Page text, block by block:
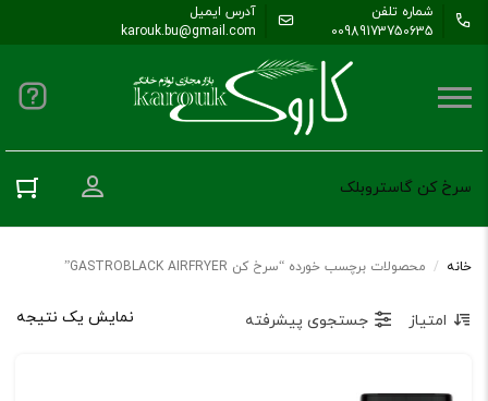
شماره تلفن
00989173750635
آدرس ایمیل
karouk.bu@gmail.com
سرخ کن گاستروبلک ورود به
خانه / محصولات برچسب خورده “سرخ کن GASTROBLACK AIRFRYER”
نمایش یک نتیجه امتیاز جستجوی پیشرفته